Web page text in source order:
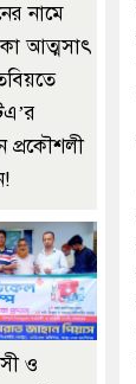
নামে
আত্মসাৎ
প্রকৌশলী
ও